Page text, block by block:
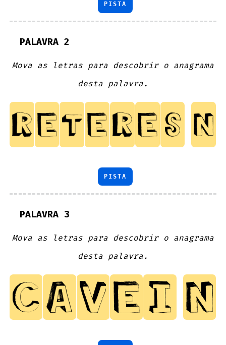
PISTA
PALAVRA 2
Mova as letras para descobrir o anagrama
desta palavra.
PISTA
PALAVRA 3
Mova as letras para descobrir o anagrama
desta palavra.